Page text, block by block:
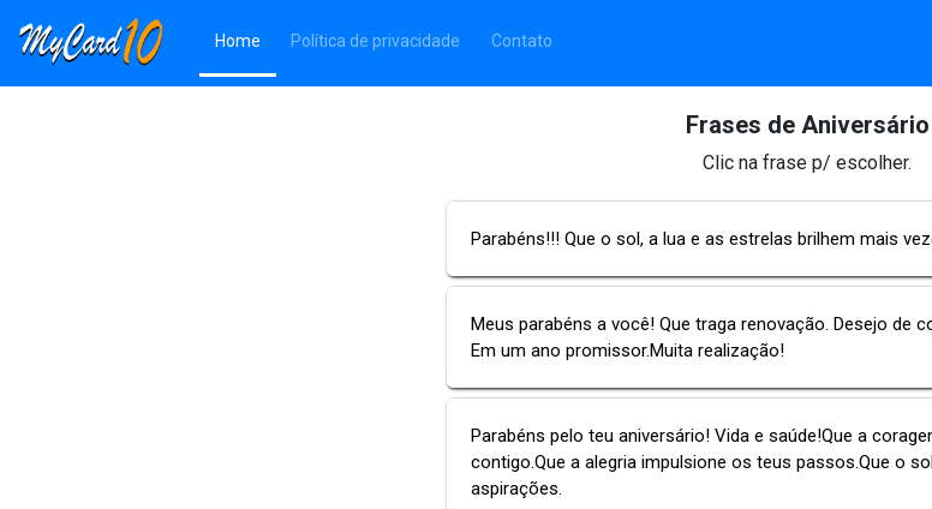
Home(Página atual)
Política de privacidade Contato
Frases de Aniversário
Clic na frase p/ escolher.
Parabéns!!! Que o sol, a lua e as estrelas brilhem mais
Meus parabéns a você! Que traga renovação. Desejo de
Em um ano promissor.Muita realização!
Parabéns pelo teu aniversário! Vida e saúde!Que a
contigo.Que a alegria impulsione os teus passos.Que o
aspirações.